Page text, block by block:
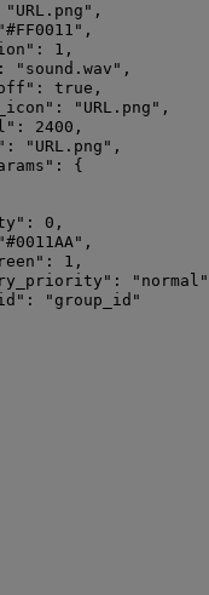
" URL.png "
"#FF0011 "
: 1
: " sound.wav "
: true
: " URL.png "
: 2400
: " URL.png "
:
: 0
"#0011AA"
: 1
: " normal "
: "group_id "